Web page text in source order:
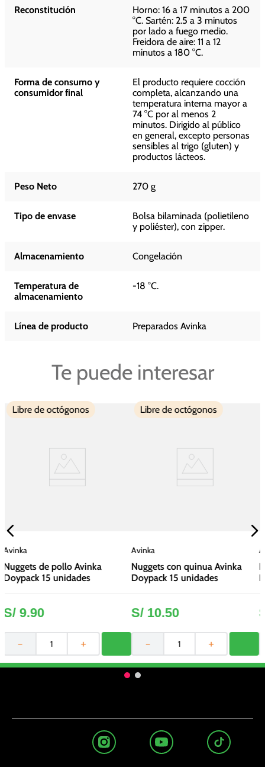
Reconstitución
Horno: 16 a 17 minutos a 200
°C. Sartén: 2.5 a 3 minutos
por lado a fuego medio.
Freidora de aire: 11 a 12
minutos a 180 °C.
Forma de consumo y
consumidor final
El producto requiere cocción
completa, alcanzando una
temperatura interna mayor a
74 °C por al menos 2
minutos. Dirigido al público
en general, excepto personas
sensibles al trigo (gluten) y
productos lácteos.
Peso Neto 270 g
Tipo de envase
Bolsa bilaminada (polietileno
y poliéster), con zipper.
Almacenamiento Congelación
Temperatura de
almacenamiento
-18 °C.
Línea de producto Preparados Avinka
Te puede interesar
Libre de octógonos
Avinka
Nuggets de pollo Avinka
Doypack 15 unidades
S/ 9.90
＋
－
Libre de octógonos
Avinka
Nuggets con quinua Avinka
Doypack 15 unidades
S/ 10.50
＋
－